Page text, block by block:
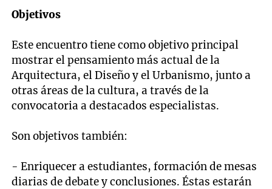
Objetivos
Este encuentro tiene como objetivo principal
mostrar el pensamiento más actual de la
Arquitectura, el Diseño y el Urbanismo, junto a
otras áreas de la cultura, a través de la
convocatoria a destacados especialistas.
Son objetivos también:
- Enriquecer a estudiantes, formación de mesas
diarias de debate y conclusiones. Éstas estarán